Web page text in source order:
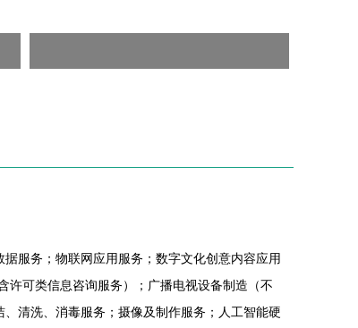
服务；物联网应用服务；数字文化创意内容应用
许可类信息咨询服务）；广播电视设备制造（不
清洗、消毒服务；摄像及制作服务；人工智能硬